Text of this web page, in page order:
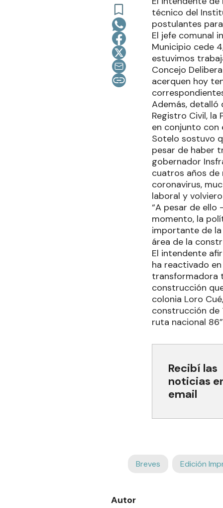
técnico del
postulantes
El jefe comunal
Municipio cede
estuvimos
Concejo
acerquen hoy
Además, detalló
Registro Civil, la
en conjunto con
Sotelo sostuvo
pesar de haber
gobernador
cuatros años de
coronavirus,
laboral y
“A pesar de ello
momento, la
importante de la
área de la
El intendente
ha reactivado
transformadora
construcción
colonia Loro
construcción de
ruta nacional
Recibí las
noticias
email
Breves Edición
Autor